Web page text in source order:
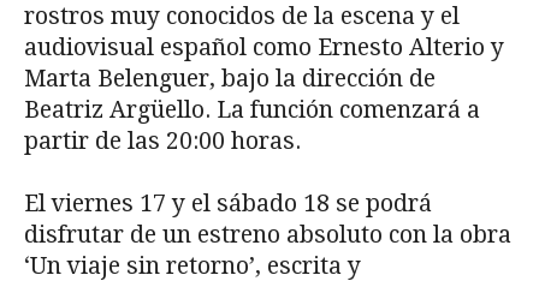
rostros muy conocidos de la escena y el
audiovisual español como Ernesto Alterio y
Marta Belenguer, bajo la dirección de
Beatriz Argüello. La función comenzará a
partir de las 20:00 horas.
El viernes 17 y el sábado 18 se podrá
disfrutar de un estreno absoluto con la obra
‘Un viaje sin retorno’, escrita y